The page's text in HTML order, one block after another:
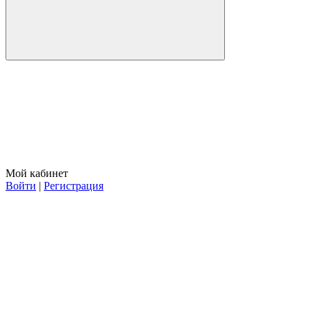
Мой кабинет
Войти | Регистрация